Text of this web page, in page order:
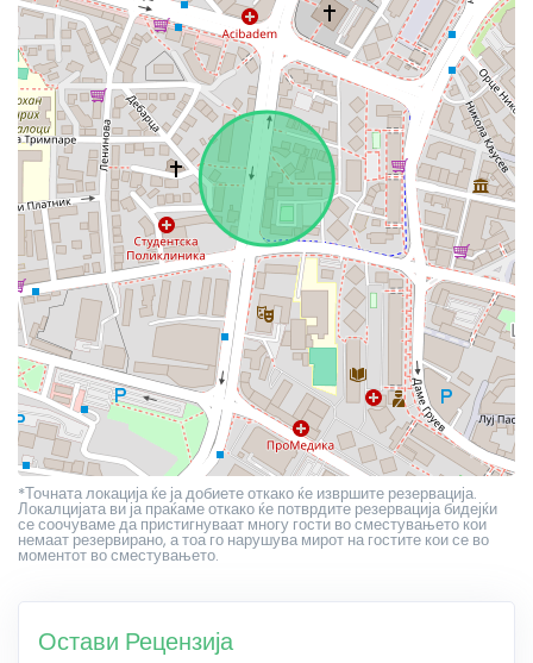
*Точната локација ќе ја добиете откако ќе извршите резервација.
Локалцијата ви ја праќаме откако ќе потврдите резервација бидејќи
се соочуваме да пристигнуваат многу гости во сместувањето кои
немаат резервирано, а тоа го нарушува мирот на гостите кои се во
моментот во сместувањето.
Остави Рецензија